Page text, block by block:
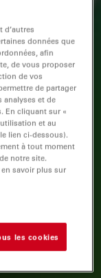
données que
afin
de vous proposer
de vos
de partager
analyses et de
En cliquant sur «
et au
lien ci-dessous).
à tout moment
notre site.
savoir plus sur
les cookies